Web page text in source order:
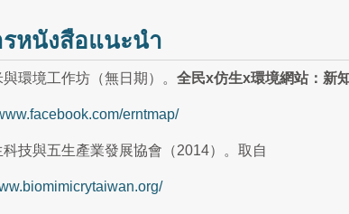
รหนังสือแนะนำ
環境工作坊（無日期）。 全民x仿生x環境網站：新
erntmap/
科技與五生產業發展協會（2014）。取自
/